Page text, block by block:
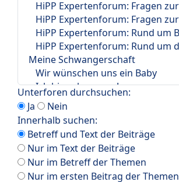
Unterforen durchsuchen:
Ja
Nein
Innerhalb suchen:
Betreff und Text der Beiträge
Nur im Text der Beiträge
Nur im Betreff der Themen
Nur im ersten Beitrag der Themen